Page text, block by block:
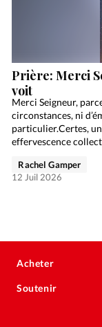
Prière: Merci
voit
Merci Seigneur,
circonstances, ni
particulier.Certes,
effervescence
Rachel Gamper
12 Juil 2026
Acheter
Soutenir